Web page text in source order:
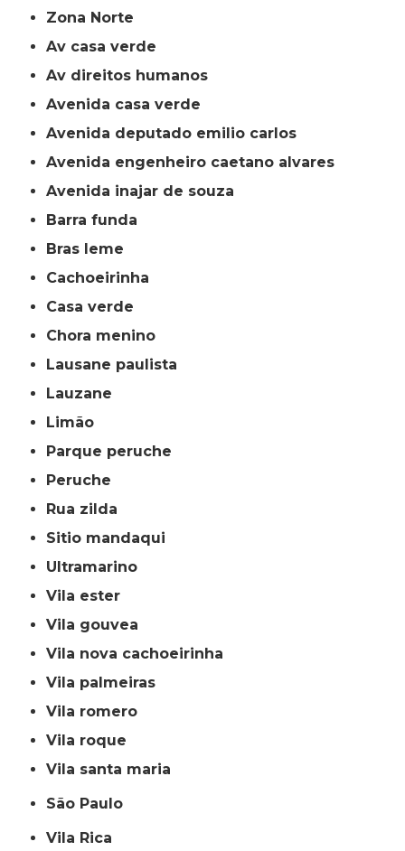
Zona Norte
av casa verde
av direitos humanos
avenida casa verde
avenida deputado emilio carlos
avenida engenheiro caetano alvares
avenida inajar de souza
barra funda
bras leme
cachoeirinha
casa verde
chora menino
lausane paulista
lauzane
limão
parque peruche
peruche
rua zilda
sitio mandaqui
ultramarino
vila ester
vila gouvea
vila nova cachoeirinha
vila palmeiras
vila romero
vila roque
vila santa maria
São Paulo
Vila Rica